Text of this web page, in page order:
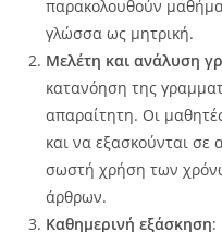
παρακολουθούν
γλώσσα ως μητρική.
Μελέτη και ανάλυση
κατανόηση της
απαραίτητη. Οι
και να εξασκούνται σε
σωστή χρήση των
άρθρων.
Καθημερινή εξάσκηση: